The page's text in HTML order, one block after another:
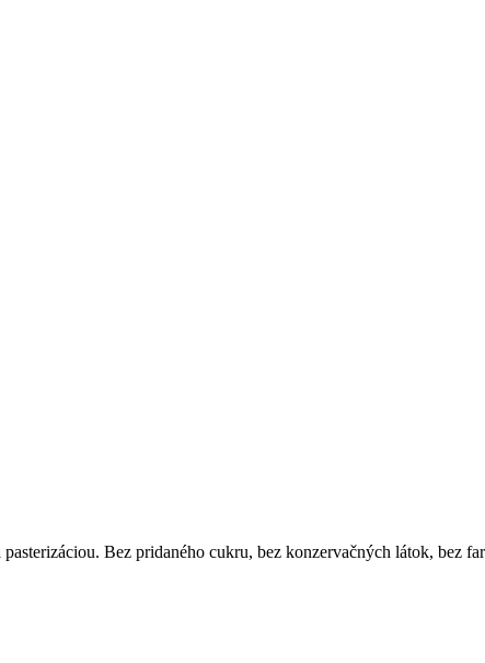
Bez pridaného cukru, bez konzervačných látok, bez